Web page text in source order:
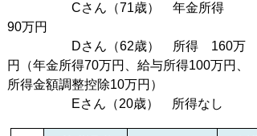
Cさん（71歳） 年金所得
90万円
Dさん（62歳） 所得 160万
円（年金所得70万円、給与所得100万円、
所得金額調整控除10万円）
Eさん（20歳） 所得なし